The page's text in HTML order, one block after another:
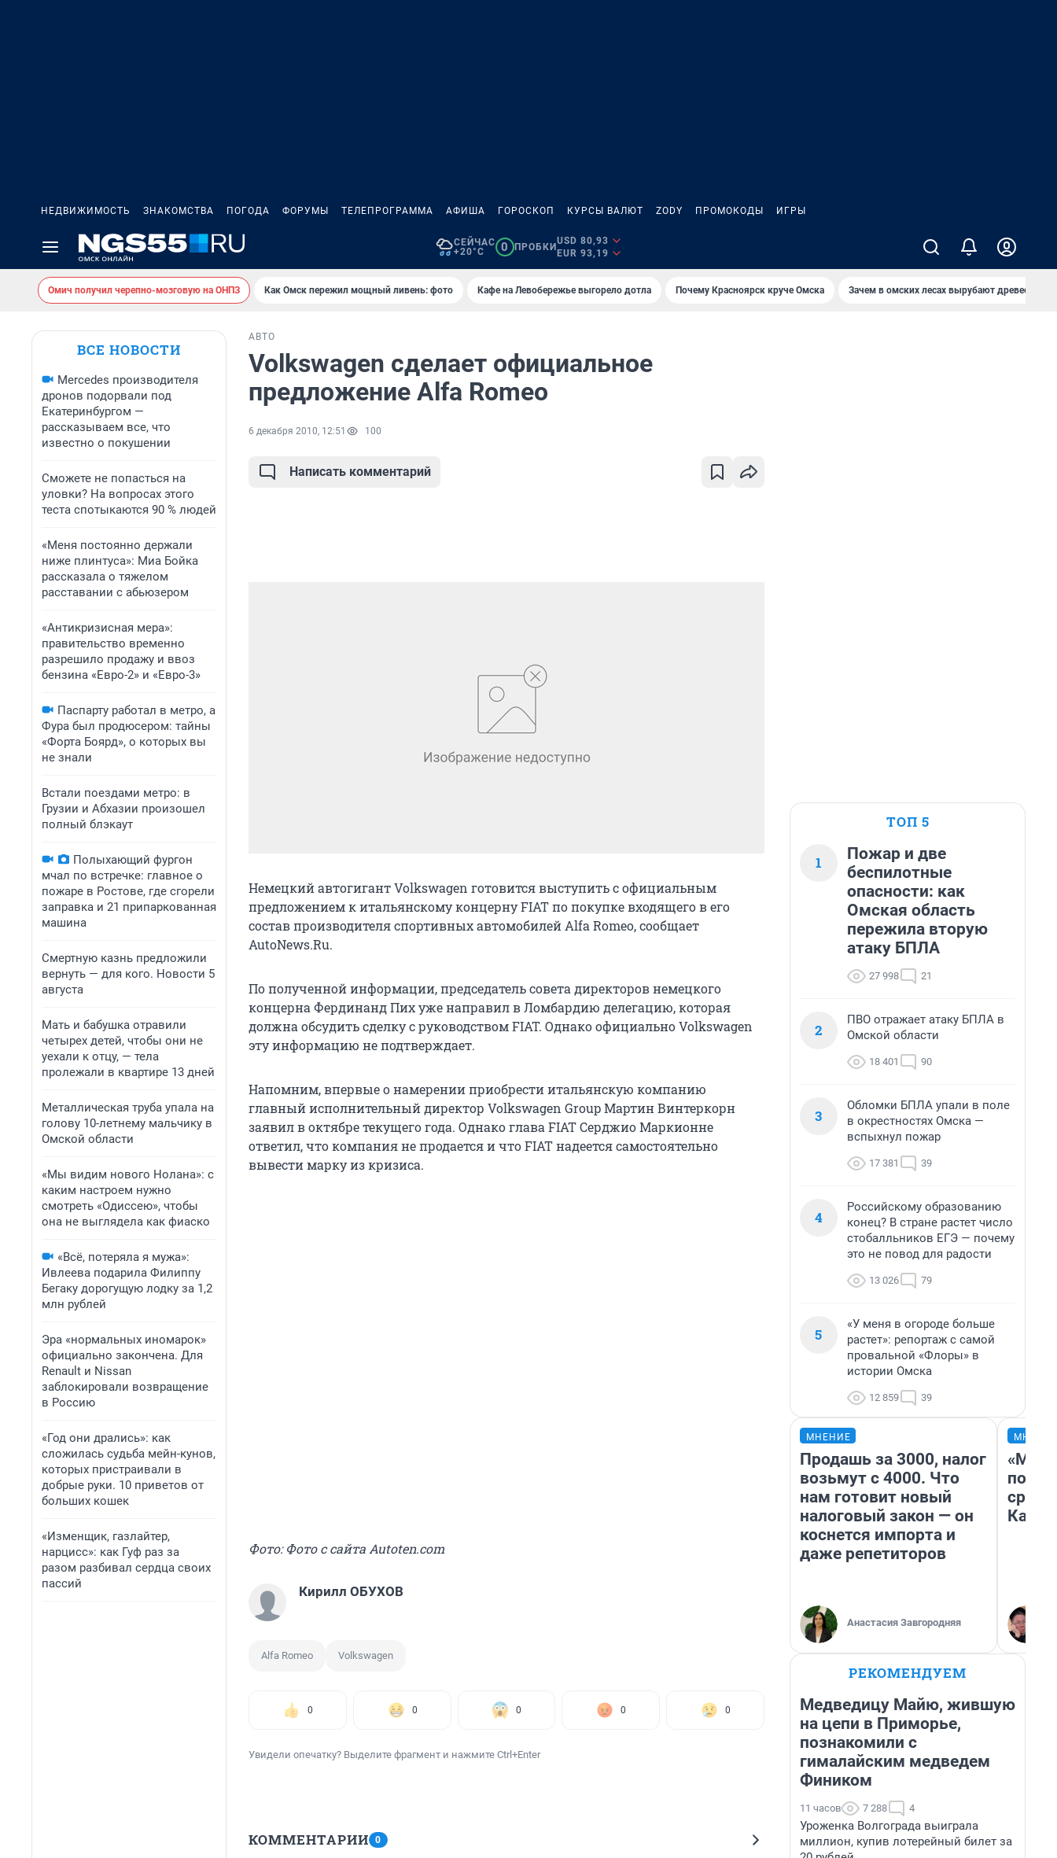
НЕДВИЖИМОСТЬ ЗНАКОМСТВА ПОГОДА ФОРУМЫ ТЕЛЕПРОГРАММА АФИША ГОРОСКОП КУРСЫ ВАЛЮТ ZODY ПРОМОКОДЫ ИГРЫ
СЕЙЧАС
+20°C
0 ПРОБКИ
USD 80,93
EUR 93,19
Омич получил черепно-мозговую на ОНПЗ Как Омск пережил мощный ливень: фото Кафе на Левобережье выгорело дотла Почему Красноярск круче Омска Зачем в омских лесах вырубают древесину
ВСЕ НОВОСТИ
Mercedes производителя
дронов подорвали под
Екатеринбургом —
рассказываем все, что
известно о покушении
Сможете не попасться на
уловки? На вопросах этого
теста спотыкаются 90 % людей
«Меня постоянно держали
ниже плинтуса»: Миа Бойка
рассказала о тяжелом
расставании с абьюзером
«Антикризисная мера»:
правительство временно
разрешило продажу и ввоз
бензина «Евро-2» и «Евро-3»
Паспарту работал в метро, а
Фура был продюсером: тайны
«Форта Боярд», о которых вы
не знали
Встали поездами метро: в
Грузии и Абхазии произошел
полный блэкаут
Полыхающий фургон
мчал по встречке: главное о
пожаре в Ростове, где сгорели
заправка и 21 припаркованная
машина
Смертную казнь предложили
вернуть — для кого. Новости 5
августа
Мать и бабушка отравили
четырех детей, чтобы они не
уехали к отцу, — тела
пролежали в квартире 13 дней
Металлическая труба упала на
голову 10-летнему мальчику в
Омской области
«Мы видим нового Нолана»: с
каким настроем нужно
смотреть «Одиссею», чтобы
она не выглядела как фиаско
«Всё, потеряла я мужа»:
Ивлеева подарила Филиппу
Бегаку дорогущую лодку за 1,2
млн рублей
Эра «нормальных иномарок»
официально закончена. Для
Renault и Nissan
заблокировали возвращение
в Россию
«Год они дрались»: как
сложилась судьба мейн-кунов,
которых пристраивали в
добрые руки. 10 приветов от
больших кошек
«Изменщик, газлайтер,
нарцисс»: как Гуф раз за
разом разбивал сердца своих
пассий
АВТО
Volkswagen сделает официальное
предложение Alfa Romeo
6 декабря 2010, 12:51 100
Написать комментарий
Немецкий автогигант Volkswagen готовится выступить с официальным
предложением к итальянскому концерну FIAT по покупке входящего в его
состав производителя спортивных автомобилей Alfa Romeo, сообщает
AutoNews.Ru.
По полученной информации, председатель совета директоров немецкого
концерна Фердинанд Пих уже направил в Ломбардию делегацию, которая
должна обсудить сделку с руководством FIAT. Однако официально Volkswagen
эту информацию не подтверждает.
Напомним, впервые о намерении приобрести итальянскую компанию
главный исполнительный директор Volkswagen Group Мартин Винтеркорн
заявил в октябре текущего года. Однако глава FIAT Серджио Маркионне
ответил, что компания не продается и что FIAT надеется самостоятельно
вывести марку из кризиса.
Фото: Фото с сайта Autoten.com
Кирилл ОБУХОВ
Alfa Romeo Volkswagen
0 0 0 0 0
Увидели опечатку? Выделите фрагмент и нажмите Ctrl+Enter
КОММЕНТАРИИ 0
ТОП 5
1
Пожар и две
беспилотные
опасности: как
Омская область
пережила вторую
атаку БПЛА
27 998 21
2
ПВО отражает атаку БПЛА в
Омской области
18 401 90
3
Обломки БПЛА упали в поле
в окрестностях Омска —
вспыхнул пожар
17 381 39
4
Российскому образованию
конец? В стране растет число
стобалльников ЕГЭ — почему
это не повод для радости
13 026 79
5
«У меня в огороде больше
растет»: репортаж с самой
провальной «Флоры» в
истории Омска
12 859 39
МНЕНИЕ
Продашь за 3000, налог
возьмут с 4000. Что
нам готовит новый
налоговый закон — он
коснется импорта и
даже репетиторов
Анастасия Завгородняя
РЕКОМЕНДУЕМ
Медведицу Майю, жившую
на цепи в Приморье,
познакомили с
гималайским медведем
Фиником
11 часов 7 288 4
Уроженка Волгограда выиграла
миллион, купив лотерейный билет за